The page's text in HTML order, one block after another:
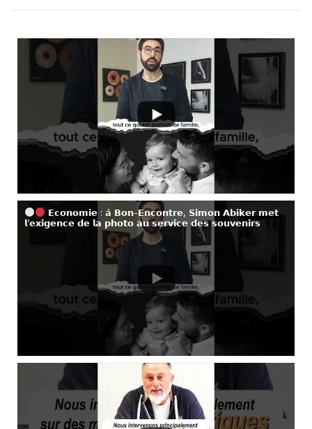
𝗘𝗰𝗼𝗻𝗼𝗺𝗶𝗲 : 𝗮̀ 𝗕𝗼𝗻-𝗘𝗻𝗰𝗼𝗻𝘁𝗿𝗲, 𝗦𝗶𝗺𝗼𝗻 𝗔𝗯𝗶𝗸𝗲𝗿 𝗺𝗲𝘁
𝗹’𝗲𝘅𝗶𝗴𝗲𝗻𝗰𝗲 𝗱𝗲 𝗹𝗮 𝗽𝗵𝗼𝘁𝗼 𝗮𝘂 𝘀𝗲𝗿𝘃𝗶𝗰𝗲 𝗱𝗲𝘀 𝘀𝗼𝘂𝘃𝗲𝗻𝗶𝗿𝘀